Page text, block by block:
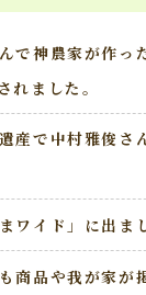
で神農家が作っ
れました。
産で中村雅俊さ
ワイド」に出ま
商品や我が家が